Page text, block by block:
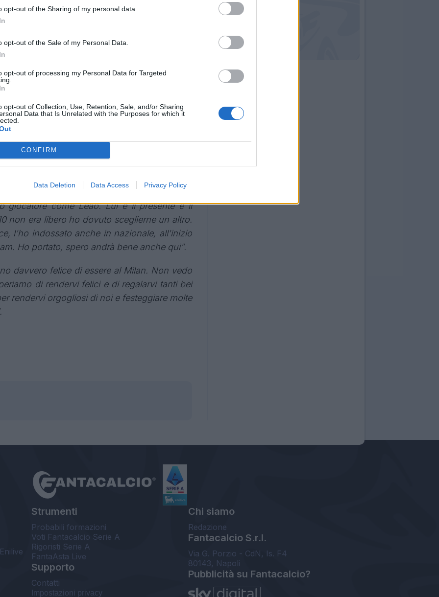
opt-out of the Sharing of my personal data.
opt-out of the Sale of my Personal Data.
opt-out of processing my Personal Data for Targeted
opt-out of Collection, Use, Retention, Sale, and/or Sharing
Data that Is Unrelated with the Purposes for which it
CONFIRM
Data Deletion Data Access Privacy Policy
impressionato anche il fatto che il ds Tare è
il progetto e tutto il Milan. È stato molto
quanto volessero portarmi qui. Poi il
club in Europa. Il Milan non può essere
porsi gli obiettivi più grandi possibili:
le migliori squadre nel mondo. Ecco perché
tutto vengo con molto rispetto per tutti
in generale. Voglio portare la mia fame
sotto tutti i punti di vista e lavorare sodo per
Non è mai facile, devi lavorare sodo e
Mi piace il14. So che al Milan il numero 10 è
giocatore come Leao. Lui è il presente e il
non era libero ho dovuto sceglierne un altro.
l'ho indossato anche in nazionale, all'inizio
Ho portato, spero andrà bene anche qui".
davvero felice di essere al Milan. Non vedo
di rendervi felici e di regalarvi tanti bei
rendervi orgogliosi di noi e festeggiare molte
Strumenti
Probabili formazioni
Voti Fantacalcio Serie A
Rigoristi Serie A
FantaAsta Live
Supporto
Contatti
Impostazioni privacy
Chi siamo
Redazione
Fantacalcio S.r.l.
Via G. Porzio - CdN, Is. F4
80143, Napoli
Pubblicità su Fantacalcio?